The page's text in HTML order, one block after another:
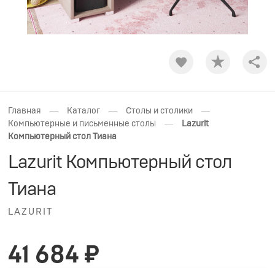
Главная — Каталог — Столы и столики —
Компьютерные и письменные столы —
Lazurit
Компьютерный стол Тиана
Lazurit Компьютерный стол
Тиана
LAZURIT
41 684 ₽